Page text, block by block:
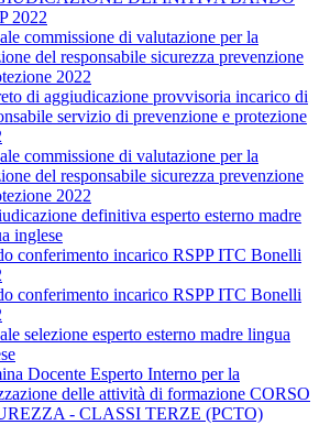
2022
commissione di valutazione per la
del responsabile sicurezza prevenzione
2022
di aggiudicazione provvisoria incarico di
servizio di prevenzione e protezione
commissione di valutazione per la
del responsabile sicurezza prevenzione
2022
definitiva esperto esterno madre
inglese
conferimento incarico RSPP ITC Bonelli
conferimento incarico RSPP ITC Bonelli
selezione esperto esterno madre lingua
Docente Esperto Interno per la
delle attività di formazione CORSO
- CLASSI TERZE (PCTO)